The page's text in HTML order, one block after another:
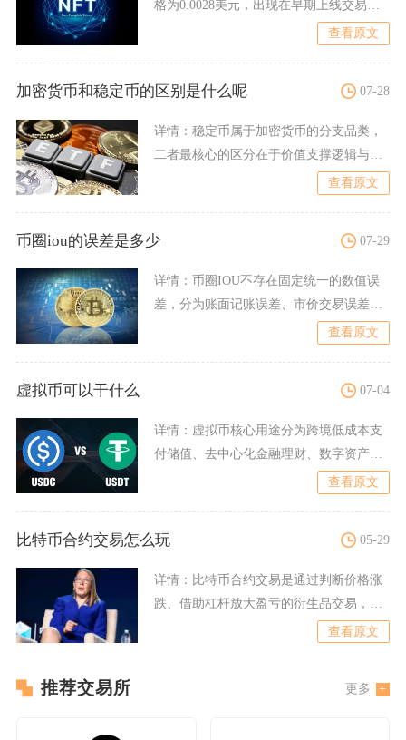
格为0.0028美元，出现在早期上线交易阶
查看原文
加密货币和稳定币的区别是什么呢 07-28
详情： 稳定币属于加密货币的分支品类，
二者最核心的区分在于价值支撑逻辑与价
查看原文
币圈iou的误差是多少 07-29
详情： 币圈IOU不存在固定统一的数值误
差，分为账面记账误差、市价交易误差、
查看原文
虚拟币可以干什么 07-04
详情： 虚拟币核心用途分为跨境低成本支
付储值、去中心化金融理财、数字资产确
查看原文
比特币合约交易怎么玩 05-29
详情： 比特币合约交易是通过判断价格涨
跌、借助杠杆放大盈亏的衍生品交易，核
查看原文
推荐交易所 更多